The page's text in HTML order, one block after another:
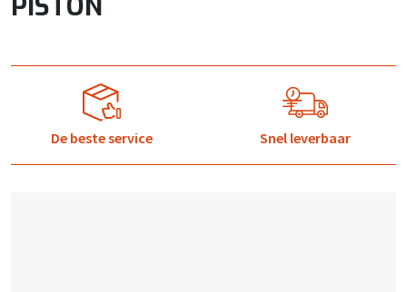
De beste service Snel leverbaar